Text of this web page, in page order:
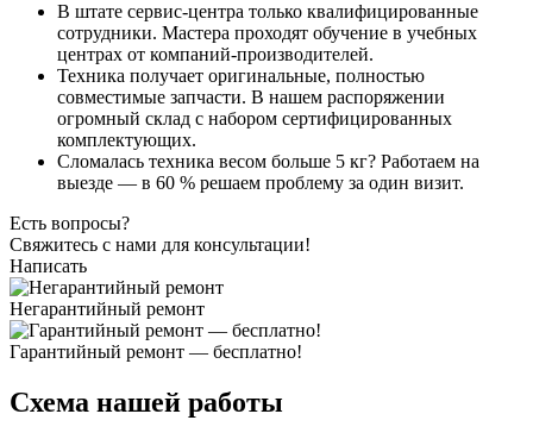
В штате сервис-центра только квалифицированные
сотрудники. Мастера проходят обучение в учебных
центрах от компаний-производителей.
Техника получает оригинальные, полностью
совместимые запчасти. В нашем распоряжении
огромный склад с набором сертифицированных
комплектующих.
Сломалась техника весом больше 5 кг? Работаем на
выезде — в 60 % решаем проблему за один визит.
Есть вопросы?
Свяжитесь с нами для консультации!
Написать
Негарантийный ремонт
Гарантийный ремонт — бесплатно!
Схема нашей работы